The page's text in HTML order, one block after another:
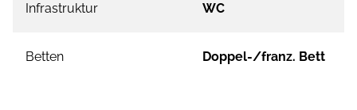
Infrastruktur WC
Betten Doppel-/franz. Bett